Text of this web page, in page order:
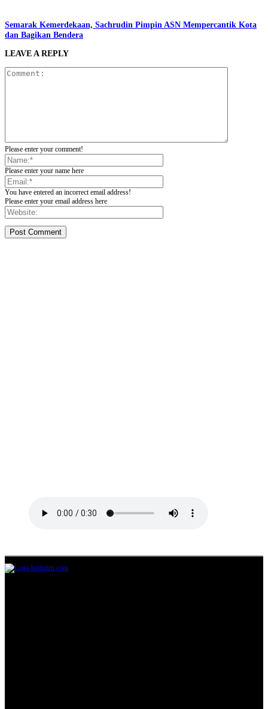
Semarak Kemerdekaan, Sachrudin Pimpin ASN Mempercantik Kota
dan Bagikan Bendera
LEAVE A REPLY
Please enter your comment!
Please enter your name here
You have entered an incorrect email address!
Please enter your email address here